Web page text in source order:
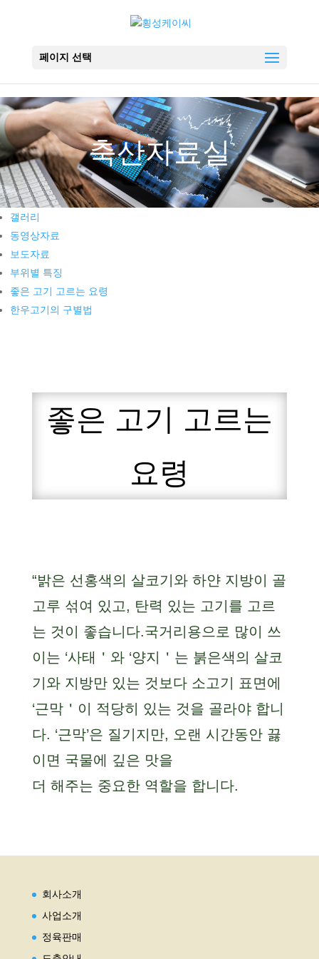
페이지 선택
축산자료실
갤러리
동영상자료
보도자료
부위별 특징
좋은 고기 고르는 요령
한우고기의 구별법
좋은 고기 고르는
요령
“밝은 선홍색의 살코기와 하얀 지방이 골
고루 섞여 있고, 탄력 있는 고기를 고르
는 것이 좋습니다.국거리용으로 많이 쓰
이는 ‘사태＇와 ‘양지＇는 붉은색의 살코
기와 지방만 있는 것보다 소고기 표면에
‘근막＇이 적당히 있는 것을 골라야 합니
다. ‘근막’은 질기지만, 오랜 시간동안 끓
이면 국물에 깊은 맛을
더 해주는 중요한 역할을 합니다.
회사소개
사업소개
정육판매